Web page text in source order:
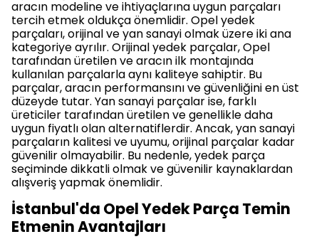
aracın modeline ve ihtiyaçlarına uygun parçaları
tercih etmek oldukça önemlidir. Opel yedek
parçaları, orijinal ve yan sanayi olmak üzere iki ana
kategoriye ayrılır. Orijinal yedek parçalar, Opel
tarafından üretilen ve aracın ilk montajında
kullanılan parçalarla aynı kaliteye sahiptir. Bu
parçalar, aracın performansını ve güvenliğini en üst
düzeyde tutar. Yan sanayi parçalar ise, farklı
üreticiler tarafından üretilen ve genellikle daha
uygun fiyatlı olan alternatiflerdir. Ancak, yan sanayi
parçaların kalitesi ve uyumu, orijinal parçalar kadar
güvenilir olmayabilir. Bu nedenle, yedek parça
seçiminde dikkatli olmak ve güvenilir kaynaklardan
alışveriş yapmak önemlidir.
İstanbul'da Opel Yedek Parça Temin
Etmenin Avantajları